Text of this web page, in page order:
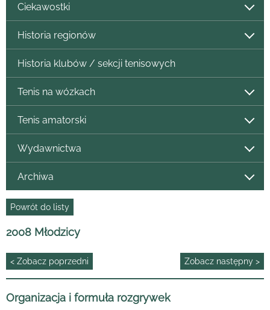
Ciekawostki
Historia regionów
Historia klubów / sekcji tenisowych
Tenis na wózkach
Tenis amatorski
Wydawnictwa
Archiwa
Powrót do listy
2008 Młodzicy
< Zobacz poprzedni Zobacz następny >
Organizacja i formuła rozgrywek